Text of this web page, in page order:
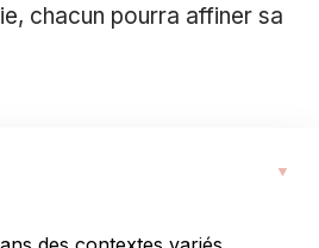
chacun pourra affiner sa